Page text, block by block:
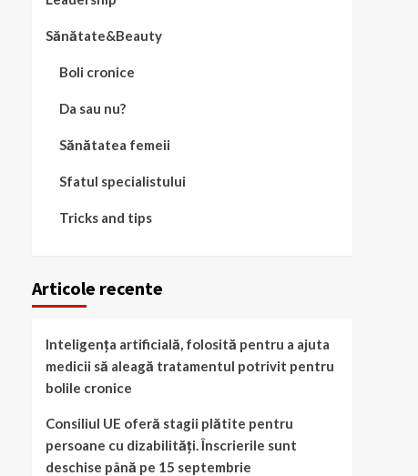
Sănătate&Beauty
Boli cronice
Da sau nu?
Sănătatea femeii
Sfatul specialistului
Tricks and tips
Articole recente
Inteligența artificială, folosită pentru a ajuta
medicii să aleagă tratamentul potrivit pentru
bolile cronice
Consiliul UE oferă stagii plătite pentru
persoane cu dizabilități. Înscrierile sunt
deschise până pe 15 septembrie